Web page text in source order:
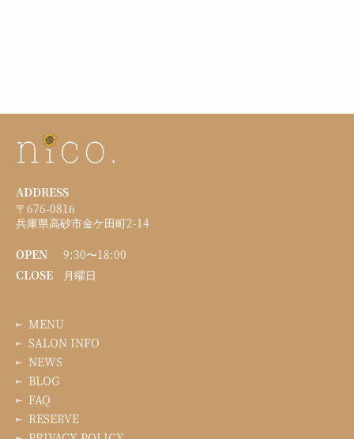
ADDRESS
〒676-0816
兵庫県高砂市金ケ田町2-14
OPEN
9:30〜18:00
CLOSE
月曜日
MENU
SALON INFO
NEWS
BLOG
FAQ
RESERVE